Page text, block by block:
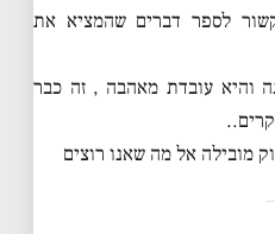
לספר דברים שהמציא את
והיא עובדת מאהבה , זה כבר
מובילה אל מה שאנו רוצים